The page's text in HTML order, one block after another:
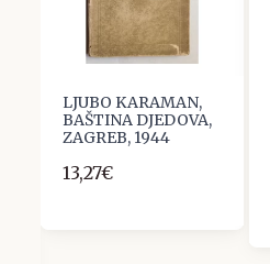
LJUBO KARAMAN,
BAŠTINA DJEDOVA,
ZAGREB, 1944
13,27€